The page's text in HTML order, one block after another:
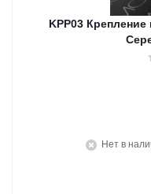
KPP03
Нет в